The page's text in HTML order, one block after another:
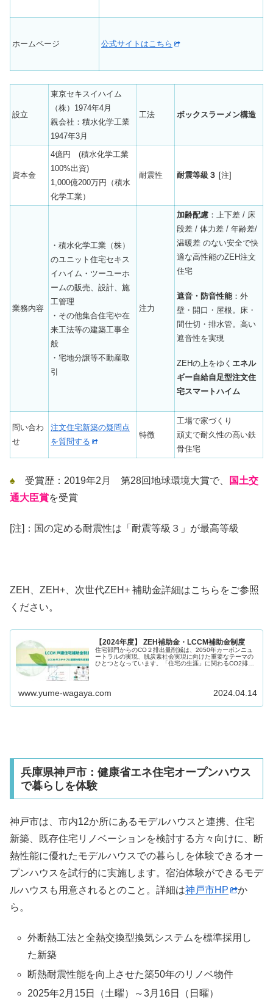
ホームページ 公式サイトはこちら
設立
東京セキスイハイム
（株）1974年4月
親会社：積水化学工業
1947年3月
工法 ボックスラーメン構造
資本金
4億円 (積水化学工業
100%出資)
1,000億200万円（積水
化学工業）
耐震性 耐震等級３ [注]
業務内容
・積水化学工業（株）
のユニット住宅セキス
イハイム・ツーユーホ
ームの販売、設計、施
工管理
・その他集合住宅や在
来工法等の建築工事全
般
・宅地分譲等不動産取
引
注力
加齢配慮 ：上下差 / 床
段差 / 体力差 / 年齢差/
温暖差 のない安全で快
適な高性能のZEH注文
住宅
遮音・防音性能 ：外
壁・開口・屋根。床・
間仕切・排水管。高い
遮音性を実現
ZEHの上をゆく エネル
ギー自給自足型注文住
宅スマートハイム
問い合わ
せ
注文住宅新築の疑問点
を質問する
特徴
工場で家づくり
頑丈で耐久性の高い鉄
骨住宅
♠ 受賞歴： 2019年2月 第28回地球環境大賞で、
国土交
通大臣賞を受賞
[注]：国の定める耐震性は「耐震等級３」が最高等級
ZEH、ZEH+、次世代ZEH+ 補助金詳細はこちらをご参照
ください。
【2024年度】 ZEH補助金・LCCM補助金制度
住宅部門からのCO２排出量削減は、2050年カーボンニュ
ートラルの実現、脱炭素社会実現に向けた重要なテーマの
ひとつとなっています。「住宅の生涯」に関わるCO2排出
www.yume-wagaya.com 2024.04.14
兵庫県神戸市：健康省エネ住宅オープンハウス
で暮らしを体験
神戸市は、市内12か所にあるモデルハウスと連携、住宅
新築、既存住宅リノベーションを検討する方々向けに、断
熱性能に優れたモデルハウスでの暮らしを体験できるオー
プンハウスを試行的に実施します。宿泊体験ができるモデ
ルハウスも用意されるとのこと。詳細は神戸市HP
か
ら。
外断熱工法と全熱交換型換気システムを標準採用し
た新築
断熱耐震性能を向上させた築50年のリノベ物件
2025年2月15日（土曜）～3月16日（日曜）